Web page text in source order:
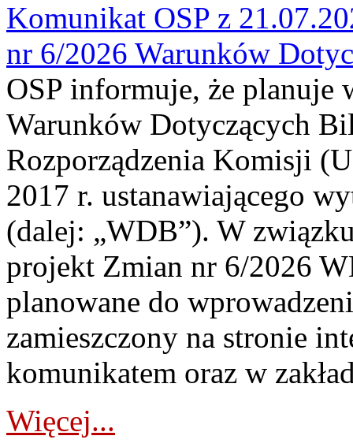
Komunikat OSP z
nr 6/2026 Warunków
OSP informuje, że planuje
Warunków Dotyczących
Rozporządzenia Komisji
2017 r. ustanawiającego
(dalej: „WDB”). W
projekt Zmian nr 6/2026
planowane do
zamieszczony na stronie
komunikatem oraz w
Więcej...